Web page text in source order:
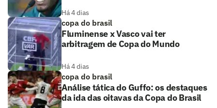
Há 4 dias
copa do brasil
Fluminense x Vasco vai ter
arbitragem de Copa do Mundo
Há 4 dias
copa do brasil
Análise tática do Guffo: os destaques
da ida das oitavas da Copa do Brasil